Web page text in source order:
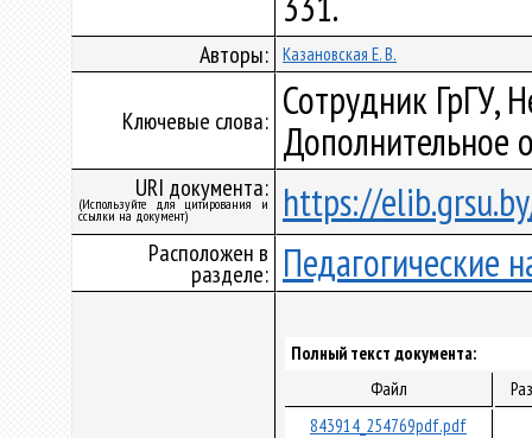
Авторы: Казановская Е. В.
Ключевые слова: Сотрудник ГрГУ,
Дополнительное
URI документа:
(Используйте для цитирования и
ссылки на документ) https://
Расположен в
разделе: Педагогические
Полный текст документа:
Файл
843914_254769pdf.pdf